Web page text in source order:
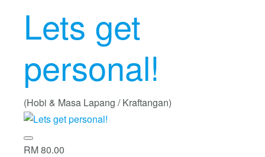
Lets get
personal!
(Hobi & Masa Lapang / Kraftangan)
RM 80.00